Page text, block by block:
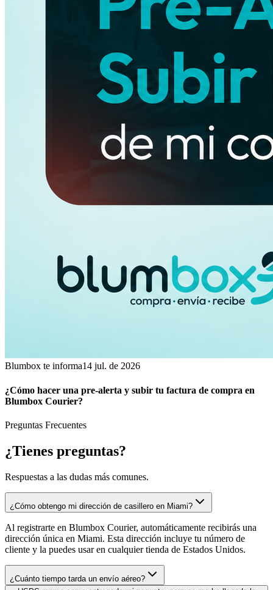
Blumbox te informa14 jul. de 2026
¿Cómo hacer una pre-alerta y subir tu factura de compra en
Blumbox Courier?
Preguntas Frecuentes
¿Tienes preguntas?
Respuestas a las dudas más comunes.
¿Cómo obtengo mi dirección de casillero en Miami?
Al registrarte en Blumbox Courier, automáticamente recibirás una
dirección única en Miami. Esta dirección incluye tu número de
cliente y la puedes usar en cualquier tienda de Estados Unidos.
¿Cuánto tiempo tarda un envío aéreo?